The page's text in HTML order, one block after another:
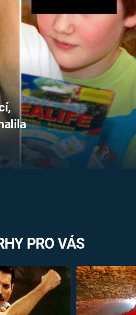
DĚJIN
FILMY
REALITA
HORORY
REALITA
OPTICKÉ
KLAMY
PRO VÁS